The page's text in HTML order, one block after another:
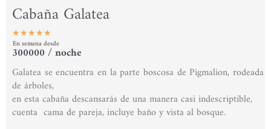
Cabaña Galatea
★ ★ ★ ★ ★
Valorado
con
5
de
5
En semana desde
300000 / noche
Galatea se encuentra en la parte boscosa de Pigmalion, rodeada
de árboles,
en esta cabaña descansarás de una manera casi indescriptible,
cuenta cama de pareja, incluye baño y vista al bosque.